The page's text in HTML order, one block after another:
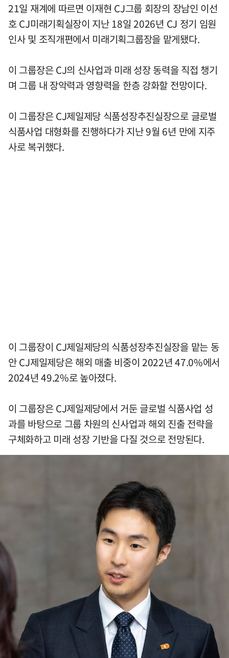
21일 재계에 따르면 이재현 CJ그룹 회장의 장남인 이선
호 CJ미래기획실장이 지난 18일 2026년 CJ 정기 임원
인사 및 조직개편에서 미래기획그룹장을 맡게됐다.
이 그룹장은 CJ의 신사업과 미래 성장 동력을 직접 챙기
며 그룹 내 장악력과 영향력을 한층 강화할 전망이다.
이 그룹장은 CJ제일제당 식품성장추진실장으로 글로벌
식품사업 대형화를 진행하다가 지난 9월 6년 만에 지주
사로 복귀했다.
이 그룹장이 CJ제일제당의 식품성장추진실장을 맡는 동
안 CJ제일제당은 해외 매출 비중이 2022년 47.0%에서
2024년 49.2%로 높아졌다.
이 그룹장은 CJ제일제당에서 거둔 글로벌 식품사업 성
과를 바탕으로 그룹 차원의 신사업과 해외 진출 전략을
구체화하고 미래 성장 기반을 다질 것으로 전망된다.